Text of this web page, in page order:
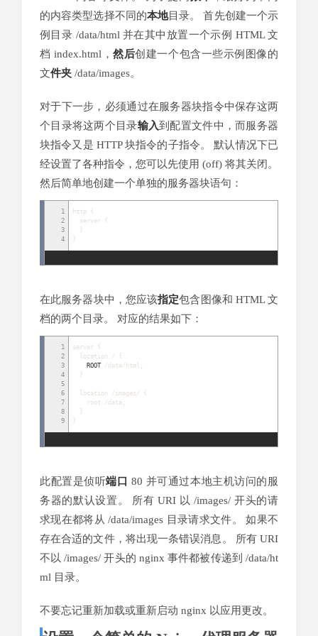
的内容类型选择不同的本地目录。 首先创建一个示
例目录 /data/html 并在其中放置一个示例 HTML 文
档 index.html，然后创建一个包含一些示例图像的
文件夹 /data/images。
对于下一步，必须通过在服务器块指令中保存这两
个目录将这两个目录输入到配置文件中，而服务器
块指令又是 HTTP 块指令的子指令。 默认情况下已
经设置了各种指令，您可以先使用 (off) 将其关闭。
然后简单地创建一个单独的服务器块语句：
1
2
3
4
http {
server {
}
}
在此服务器块中，您应该指定包含图像和 HTML 文
档的两个目录。 对应的结果如下：
1
2
3
4
5
6
7
8
9
server {
location /
{
ROOT / data / html ;
}
location / images /
{
root / data ;
}
}
此配置是侦听端口 80 并可通过本地主机访问的服
务器的默认设置。 所有 URI 以 /images/ 开头的请
求现在都将从 /data/images 目录请求文件。 如果不
存在合适的文件，将出现一条错误消息。 所有 URI
不以 /images/ 开头的 nginx 事件都被传递到 /data/ht
ml 目录。
不要忘记重新加载或重新启动 nginx 以应用更改。